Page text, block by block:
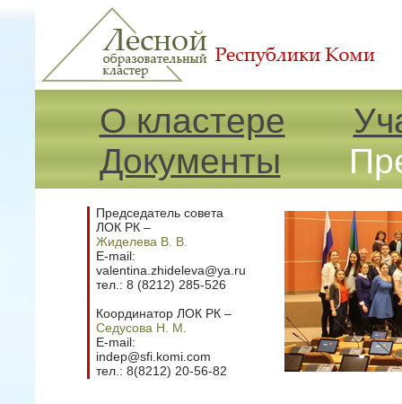
О кластере
Документы
Председатель совета
ЛОК РК –
Жиделева В. В.
E-mail:
valentina.zhideleva@ya.ru
тел.: 8 (8212) 285-526
Координатор ЛОК РК –
Седусова Н. М.
E-mail:
indep@sfi.komi.com
тел.: 8(8212) 20-56-82